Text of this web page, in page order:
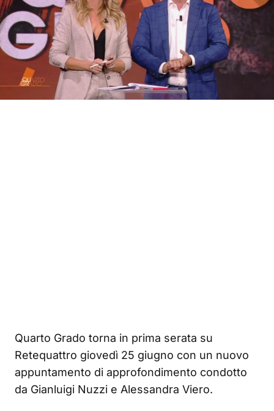
Quarto Grado torna in prima serata su
Retequattro giovedì 25 giugno con un nuovo
appuntamento di approfondimento condotto
da Gianluigi Nuzzi e Alessandra Viero.